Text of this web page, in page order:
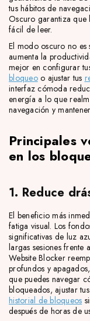
tus hábitos de
Oscuro garantiza que
fácil de leer.
El modo oscuro no es
aumenta la
mejor en configurar
bloqueoo ajustar tus
interfaz cómoda
energía a lo que
navegación y
Principales
en los
1. Reduce
El beneficio más
fatiga visual. Los
significativas de luz
largas sesiones frente
Website Blocker
profundos y
que puedes navegar
bloqueados, ajustar tus
historial de bloqueos
después de horas de